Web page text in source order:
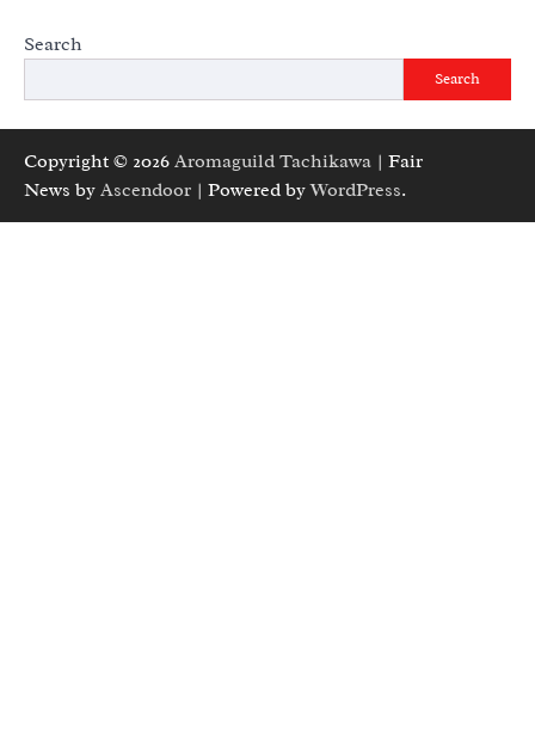
Search
Search
Copyright © 2026 Aromaguild Tachikawa | Fair
News by Ascendoor | Powered byWordPress.